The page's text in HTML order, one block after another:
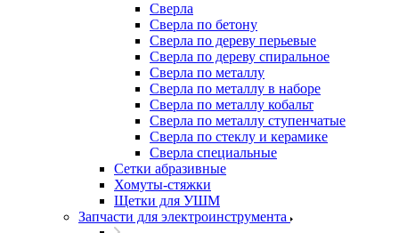
Сверла
Сверла по бетону
Сверла по дереву перьевые
Сверла по дереву спиральное
Сверла по металлу
Сверла по металлу в наборе
Сверла по металлу кобальт
Сверла по металлу ступенчатые
Сверла по стеклу и керамике
Сверла специальные
Сетки абразивные
Хомуты-стяжки
Щетки для УШМ
Запчасти для электроинструмента